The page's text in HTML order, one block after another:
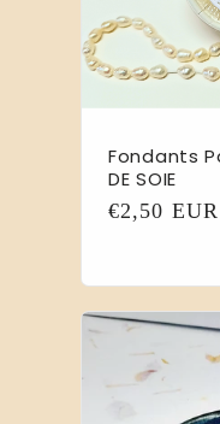
Fondants
DE SOIE
Prix
€2,50 EUR